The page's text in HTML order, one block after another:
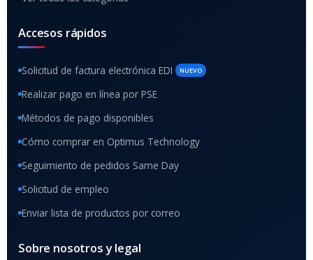
Accesos rápidos
Solicitud de factura electrónica EDI NUEVO
Realizar pago en línea por PSE
Métodos de pago disponibles
Cómo comprar en Optimus Technology
Seguimiento de pedidos Same Day
Solicitud de empleo
Enviar lista de productos por correo
Sobre nosotros y legal